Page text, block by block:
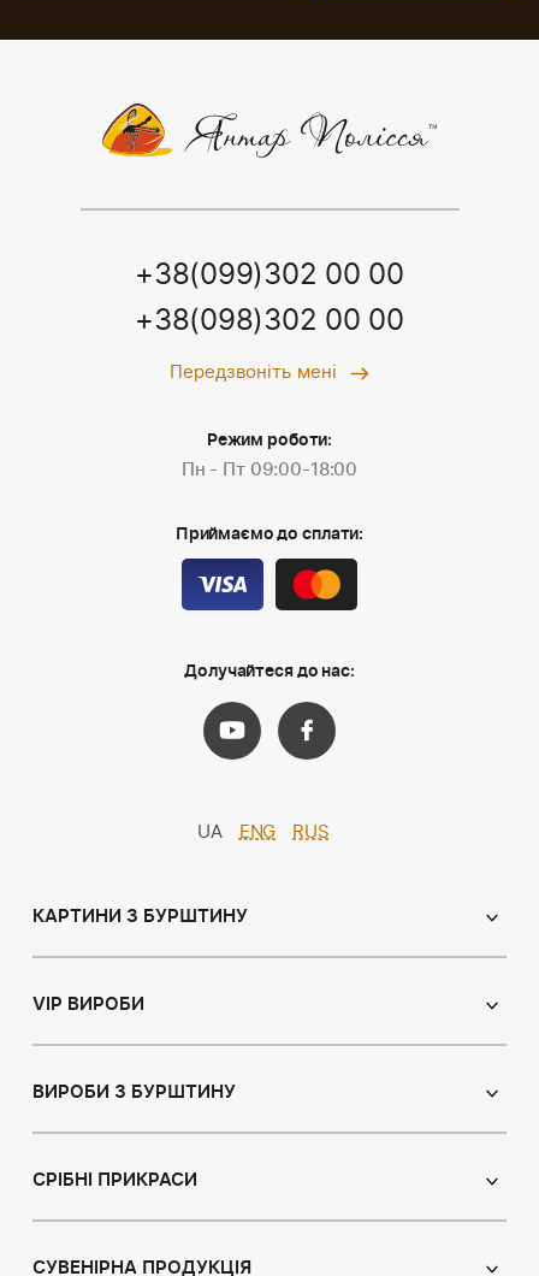
+38(099)302 00 00
+38(098)302 00 00
Передзвоніть мені
Режим роботи:
Пн - Пт 09:00-18:00
Приймаємо до сплати:
Долучайтеся до нас:
UA ENG RUS
КАРТИНИ З БУРШТИНУ
Іменні ікони
Натюрморт
Мисливська тема
VIP ВИРОБИ
Ікони з пластин
ВИРОБИ З БУРШТИНУ
Браслети
СРІБНІ ПРИКРАСИ
Підвіски
СУВЕНІРНА ПРОДУКЦІЯ